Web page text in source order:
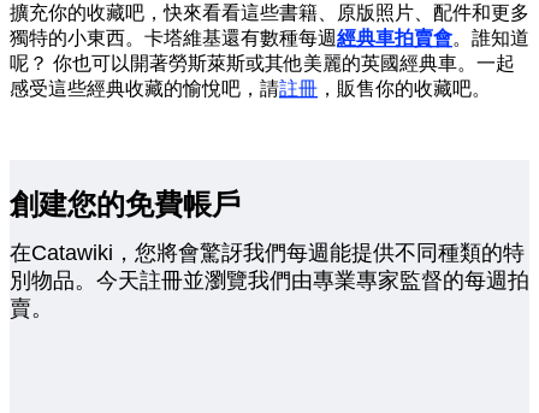
擴充你的收藏吧，快來看看這些書籍、原版照片、配件和更多
獨特的小東西。卡塔維基還有數種每週經典車拍賣會。誰知道
呢？ 你也可以開著勞斯萊斯或其他美麗的英國經典車。一起
感受這些經典收藏的愉悅吧，請註冊 ，販售你的收藏吧。
創建您的免費帳戶
在Catawiki，您將會驚訝我們每週能提供不同種類的特
別物品。今天註冊並瀏覽我們由專業專家監督的每週拍
賣。